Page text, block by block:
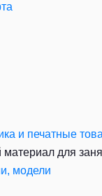
и печатные
для
модели